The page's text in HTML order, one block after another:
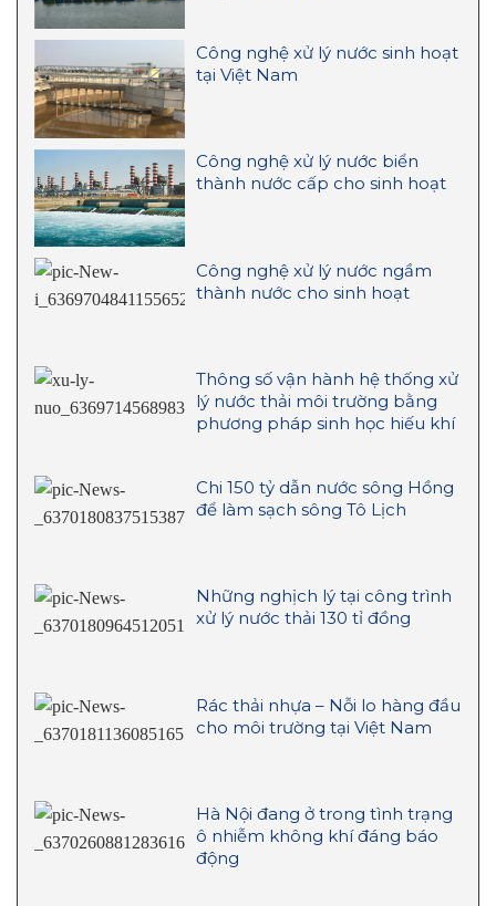
Công nghệ xử lý nước sinh hoạt
tại Việt Nam
Công nghệ xử lý nước biển
thành nước cấp cho sinh hoạt
Công nghệ xử lý nước ngầm
thành nước cho sinh hoạt
Thông số vận hành hệ thống xử
lý nước thải môi trường bằng
phương pháp sinh học hiếu khí
Chi 150 tỷ dẫn nước sông Hồng
để làm sạch sông Tô Lịch
Những nghịch lý tại công trình
xử lý nước thải 130 tỉ đồng
Rác thải nhựa – Nỗi lo hàng đầu
cho môi trường tại Việt Nam
Hà Nội đang ở trong tình trạng
ô nhiễm không khí đáng báo
động